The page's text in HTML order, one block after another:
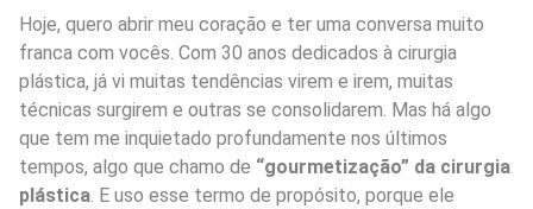
Hoje, quero abrir meu coração e ter uma conversa muito
franca com vocês. Com 30 anos dedicados à cirurgia
plástica, já vi muitas tendências virem e irem, muitas
técnicas surgirem e outras se consolidarem. Mas há algo
que tem me inquietado profundamente nos últimos
tempos, algo que chamo de “gourmetização” da cirurgia
plástica. E uso esse termo de propósito, porque ele